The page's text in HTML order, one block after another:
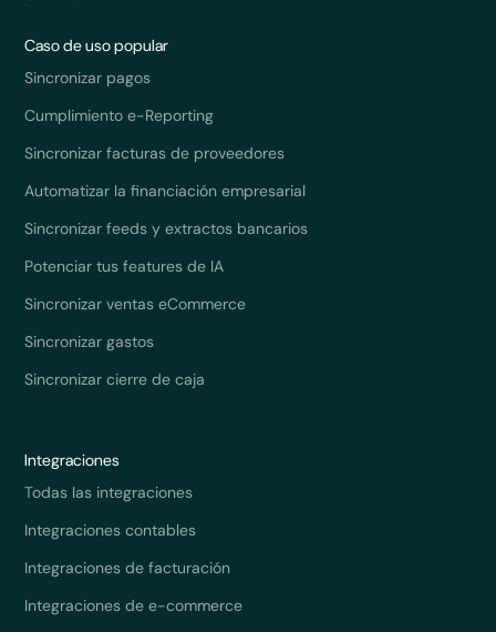
Caso de uso popular
Sincronizar pagos
Cumplimiento e-Reporting
Sincronizar facturas de proveedores
Automatizar la financiación empresarial
Sincronizar feeds y extractos bancarios
Potenciar tus features de IA
Sincronizar ventas eCommerce
Sincronizar gastos
Sincronizar cierre de caja
Integraciones
Todas las integraciones
Integraciones contables
Integraciones de facturación
Integraciones de e-commerce